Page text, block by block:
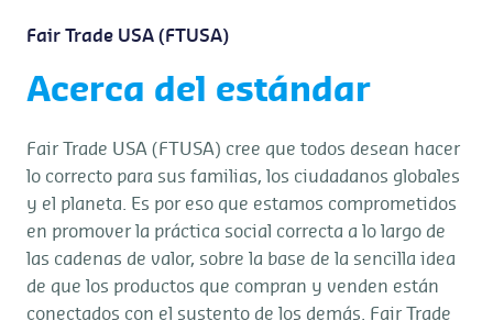
Fair Trade USA (FTUSA)
Acerca del estándar
Fair Trade USA (FTUSA) cree que todos desean hacer
lo correcto para sus familias, los ciudadanos globales
y el planeta. Es por eso que estamos comprometidos
en promover la práctica social correcta a lo largo de
las cadenas de valor, sobre la base de la sencilla idea
de que los productos que compran y venden están
conectados con el sustento de los demás. Fair Trade